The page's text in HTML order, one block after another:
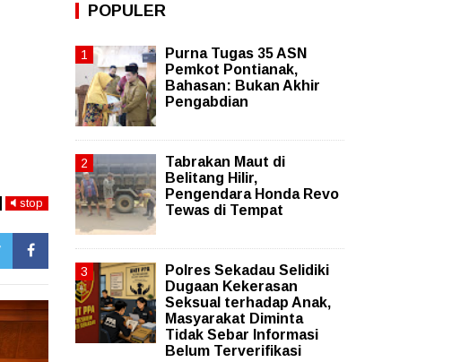
stop
POPULER
Purna Tugas 35 ASN
Pemkot Pontianak,
Bahasan: Bukan Akhir
Pengabdian
Tabrakan Maut di
Belitang Hilir,
Pengendara Honda Revo
Tewas di Tempat
Polres Sekadau Selidiki
Dugaan Kekerasan
Seksual terhadap Anak,
Masyarakat Diminta
Tidak Sebar Informasi
Belum Terverifikasi